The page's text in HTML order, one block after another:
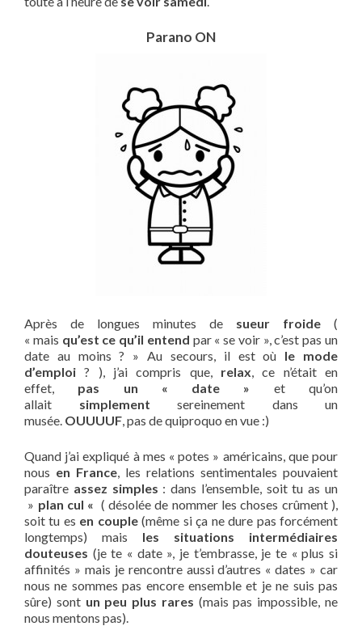
Parano ON
Après de longues minutes de sueur froide (
« mais qu’est ce qu’il entend par « se voir », c’est pas un
date au moins ? » Au secours, il est où le mode
d’emploi ? ), j’ai compris que, relax, ce n’était en
effet, pas un « date » et qu’on
allait simplement sereinement dans un
musée. OUUUUF, pas de quiproquo en vue :)
Quand j’ai expliqué à mes « potes » américains, que pour
nous en France, les relations sentimentales pouvaient
paraître assez simples : dans l’ensemble, soit tu as un
» plan cul « ( désolée de nommer les choses crûment ),
soit tu es en couple(même si ça ne dure pas forcément
longtemps) mais les situations intermédiaires
douteuses (je te « date », je t’embrasse, je te « plus si
affinités » mais je rencontre aussi d’autres « dates » car
nous ne sommes pas encore ensemble et je ne suis pas
sûre) sont un peu plus rares (mais pas impossible, ne
nous mentons pas).